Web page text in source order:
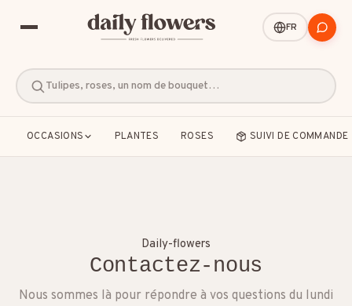
Tulipes, roses, un nom de bouquet…
FR
OCCASIONS PLANTES ROSES SUIVI DE COMMANDE
SUGGESTIONS POPULAIRESDaily-flowers
Contactez-nous
Nous sommes là pour répondre à vos questions du lundi